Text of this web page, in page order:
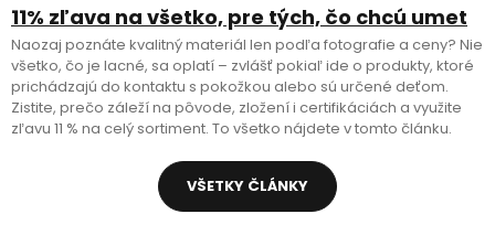
11% zľava na všetko, pre tých, čo chcú umet
Naozaj poznáte kvalitný materiál len podľa fotografie a ceny? Nie
všetko, čo je lacné, sa oplatí – zvlášť pokiaľ ide o produkty, ktoré
prichádzajú do kontaktu s pokožkou alebo sú určené deťom.
Zistite, prečo záleží na pôvode, zložení i certifikáciách a využite
zľavu 11 % na celý sortiment. To všetko nájdete v tomto článku.
VŠETKY ČLÁNKY